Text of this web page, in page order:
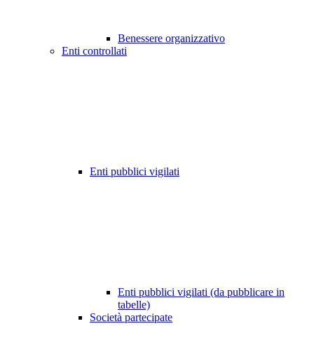
Benessere organizzativo
Enti controllati
Enti pubblici vigilati
Enti pubblici vigilati (da pubblicare in
tabelle)
Società partecipate